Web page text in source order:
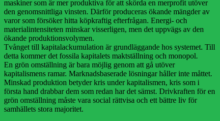
maskiner som är mer produktiva för att skörda en merprofit utöver
den genomsnittliga vinsten. Därför produceras ökande mängder av
varor som försöker hitta köpkraftig efterfrågan. Energi- och
materialintensiteten minskar visserligen, men det uppvägs av den
ökande produktionsvolymen.
Tvånget till kapitalackumulation är grundläggande hos systemet. Till
detta kommer det fossila kapitalets maktställning och monopol.
En grön omställning är bara möjlig genom att gå utöver
kapitalismens ramar. Marknadsbaserade lösningar håller inte måttet.
Minskad produktion betyder kris under kapitalismen, kris som i
första hand drabbar dem som redan har det sämst. Drivkraften för en
grön omställning måste vara social rättvisa och ett bättre liv för
samhällets stora majoritet.